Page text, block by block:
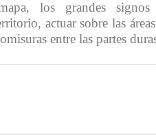
los grandes signos
actuar sobre las
entre las partes